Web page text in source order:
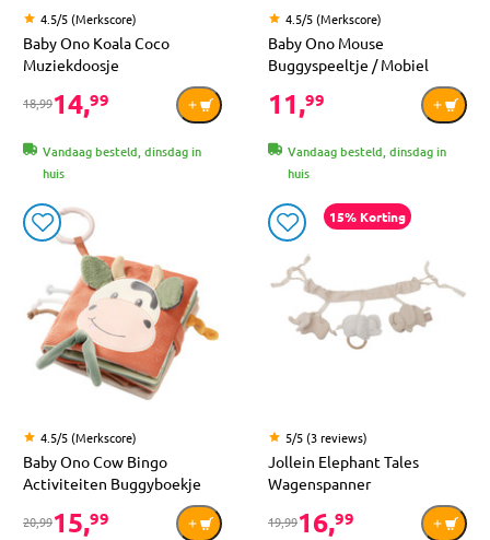
4.5/5 (Merkscore)
Baby Ono Koala Coco
Muziekdoosje
18,9914,99
Vandaag besteld, dinsdag in
huis
4.5/5 (Merkscore)
Baby Ono Mouse
Buggyspeeltje / Mobiel
11,99
Vandaag besteld, dinsdag in
huis
4.5/5 (Merkscore)
Baby Ono Cow Bingo
Activiteiten Buggyboekje
20,9915,99
15% Korting
5/5 (3 reviews)
Jollein Elephant Tales
Wagenspanner
19,9916,99